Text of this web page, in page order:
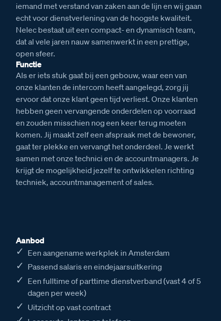
iemand met verstand van zaken aan de lijn en wij gaan
echt voor dienstverlening van de hoogste kwaliteit.
Nelec bestaat uit een compact- en dynamisch team,
dat al vele jaren nauw samenwerkt in een prettige,
open sfeer.
Functie
Als er iets stuk gaat bij een gebouw, waar een van
onze klanten de intercom heeft aangelegd, zorg jij
ervoor dat onze klant geen tijd verliest. Onze klanten
hebben geen vervangende onderdelen op voorraad
en zouden misschien nog een keer terug moeten
komen. Jij maakt zelf een afspraak met de bewoner,
gaat ter plekke en vervangt het onderdeel. Je werkt
samen met onze technici en de accountmanagers. Je
krijgt de mogelijkheid jezelf te ontwikkelen richting
techniek, accountmanagement of sales.
Aanbod
Een aangename werkplek in Amsterdam
Passend salaris en eindejaarsuitkering
Een fulltime of parttime dienstverband (vast 4 of 5
dagen per week)
Uitzicht op vast contract